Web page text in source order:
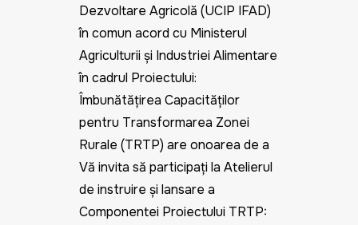
Dezvoltare Agricolă (UCIP IFAD)
în comun acord cu Ministerul
Agriculturii și Industriei Alimentare
în cadrul Proiectului:
Îmbunătățirea Capacităților
pentru Transformarea Zonei
Rurale (TRTP) are onoarea de a
Vă invita să participați la Atelierul
de instruire și lansare a
Componentei Proiectului TRTP: